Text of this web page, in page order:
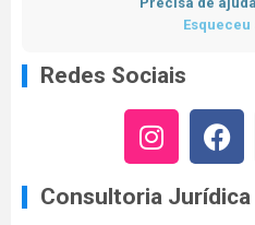
Esqueceu
Redes Sociais
Consultoria Jurídica